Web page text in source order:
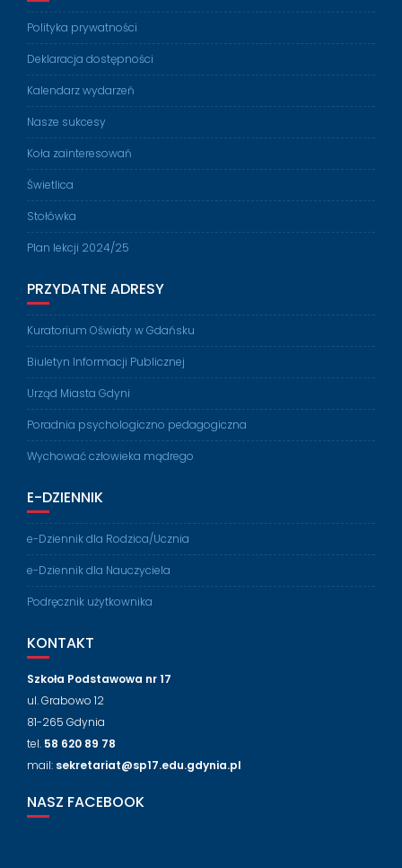
Polityka prywatności
Deklaracja dostępności
Kalendarz wydarzeń
Nasze sukcesy
Koła zainteresowań
Świetlica
Stołówka
Plan lekcji 2024/25
PRZYDATNE ADRESY
Kuratorium Oświaty w Gdańsku
Biuletyn Informacji Publicznej
Urząd Miasta Gdyni
Poradnia psychologiczno pedagogiczna
Wychować człowieka mądrego
E-DZIENNIK
e-Dziennik dla Rodzica/Ucznia
e-Dziennik dla Nauczyciela
Podręcznik użytkownika
KONTAKT
Szkoła Podstawowa nr 17
ul. Grabowo 12
81-265 Gdynia
tel. 58 620 89 78
mail: sekretariat@sp17.edu.gdynia.pl
NASZ FACEBOOK